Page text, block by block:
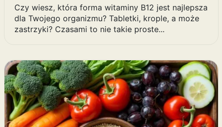
Czy wiesz, która forma witaminy B12 jest najlepsza
dla Twojego organizmu? Tabletki, krople, a może
zastrzyki? Czasami to nie takie proste...